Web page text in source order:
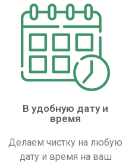
В удобную дату и
время
Делаем чистку на любую
дату и время на ваш